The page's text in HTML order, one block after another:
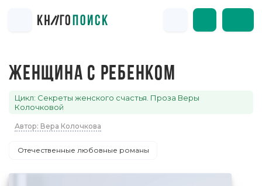
ЖЕНЩИНА С РЕБЕНКОМ
Цикл: Секреты женского счастья. Проза Веры
Колочковой
Автор: Вера Колочкова
Отечественные любовные романы